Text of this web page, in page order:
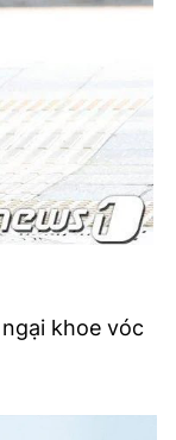
khoe vóc